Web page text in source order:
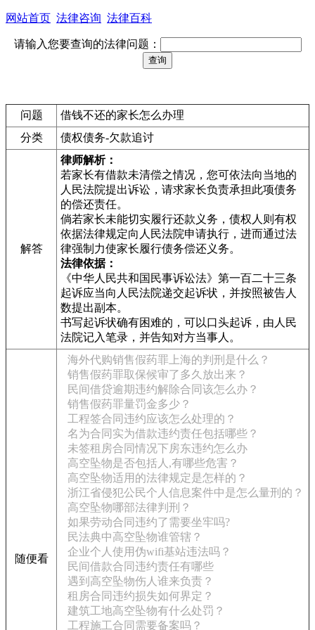
网站首页 法律咨询 法律百科
请输入您要查询的法律问题：
问题
借钱不还的家长怎么办理
分类
债权债务-欠款追讨
解答
律师解析：
若家长有借款未清偿之情况，您可依法向当地的
人民法院提出诉讼，请求家长负责承担此项债务
的偿还责任。
倘若家长未能切实履行还款义务，债权人则有权
依据法律规定向人民法院申请执行，进而通过法
律强制力使家长履行债务偿还义务。
法律依据：
《中华人民共和国民事诉讼法》第一百二十三条
起诉应当向人民法院递交起诉状，并按照被告人
数提出副本。
书写起诉状确有困难的，可以口头起诉，由人民
法院记入笔录，并告知对方当事人。
随便看
海外代购销售假药罪上海的判刑是什么？
销售假药罪取保候审了多久放出来？
民间借贷逾期违约解除合同该怎么办？
销售假药罪量罚金多少？
工程签合同违约应该怎么处理的？
名为合同实为借款违约责任包括哪些？
未签租房合同情况下房东违约怎么办
高空坠物是否包括人,有哪些危害？
高空坠物适用的法律规定是怎样的？
浙江省侵犯公民个人信息案件中是怎么量刑的？
高空坠物哪部法律判刑？
如果劳动合同违约了需要坐牢吗?
民法典中高空坠物谁管辖？
企业个人使用伪wifi基站违法吗？
民间借款合同违约责任有哪些
遇到高空坠物伤人谁来负责？
租房合同违约损失如何界定？
建筑工地高空坠物有什么处罚？
工程施工合同需要备案吗？